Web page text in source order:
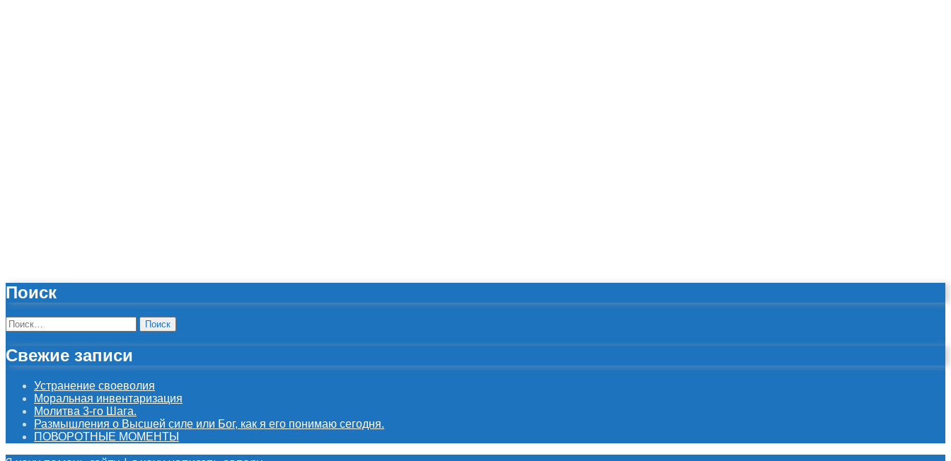
Поиск
Найти:
Свежие записи
Устранение своеволия
Моральная инвентаризация
Молитва 3-го Шага.
Размышления о Высшей силе или Бог, как я его понимаю сегодня.
ПОВОРОТНЫЕ МОМЕНТЫ